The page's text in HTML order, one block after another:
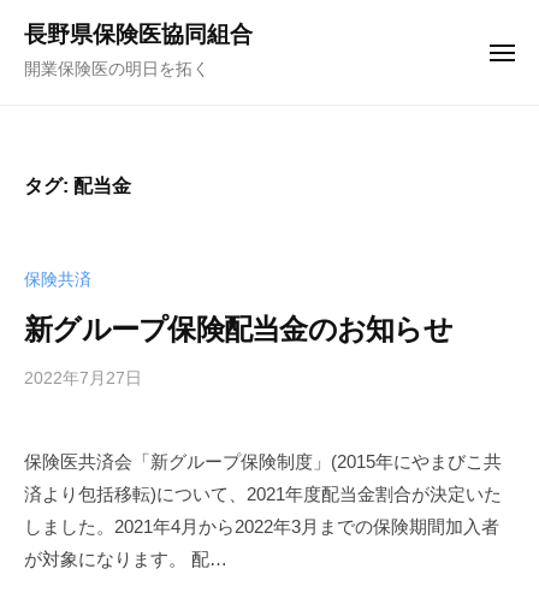
長野県保険医協同組合
開業保険医の明日を拓く
メ
タグ: 配当金
保険共済
新グループ保険配当金のお知らせ
2022年7月27日
u
n
a
k
保険医共済会「新グループ保険制度」(2015年にやまびこ共
済より包括移転)について、2021年度配当金割合が決定いた
しました。2021年4月から2022年3月までの保険期間加入者
が対象になります。 配…